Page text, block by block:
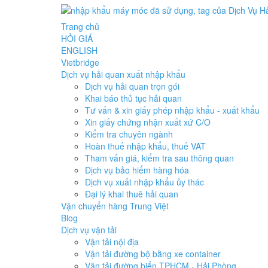
Trang chủ
HỎI GIÁ
ENGLISH
Vietbridge
Dịch vụ hải quan xuất nhập khẩu
Dịch vụ hải quan trọn gói
Khai báo thủ tục hải quan
Tư vấn & xin giấy phép nhập khẩu - xuất khẩu
Xin giấy chứng nhận xuất xứ C/O
Kiểm tra chuyên ngành
Hoàn thuế nhập khẩu, thuế VAT
Tham vấn giá, kiểm tra sau thông quan
Dịch vụ bảo hiểm hàng hóa
Dịch vụ xuất nhập khẩu ủy thác
Đại lý khai thuê hải quan
Vận chuyển hàng Trung Việt
Blog
Dịch vụ vận tải
Vận tải nội địa
Vận tải đường bộ bằng xe container
Vận tải đường biển TPHCM - Hải Phòng